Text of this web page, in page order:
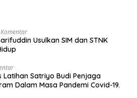
Usulkan SIM dan STNK
Latihan Satriyo Budi Penjaga
Dalam Masa Pandemi Covid-19.